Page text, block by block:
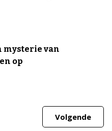
mysterie van
op
Volgende